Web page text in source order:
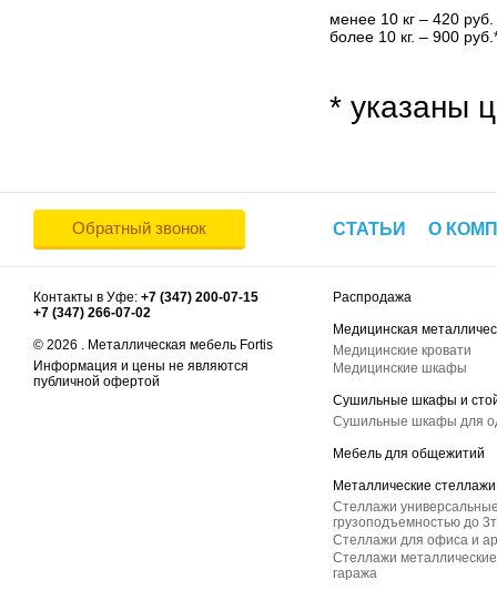
менее 10 кг – 420 руб.
более 10 кг. – 900
* указаны
Обратный звонок СТАТЬИ О
Контакты в Уфе: +7 (347) 200-07-15
+7 (347) 266-07-02
© 2026 . Металлическая мебель Fortis
Информация и цены не являются
публичной офертой
Распродажа
Медицинская
Медицинские кровати
Медицинские шкафы
Сушильные шкафы и
Сушильные шкафы для
Мебель для общежитий
Металлические стеллажи
Стеллажи
грузоподъемностью до
Стеллажи для офиса и
Стеллажи
гаража